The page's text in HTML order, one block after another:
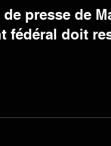
presse de
fédéral doit